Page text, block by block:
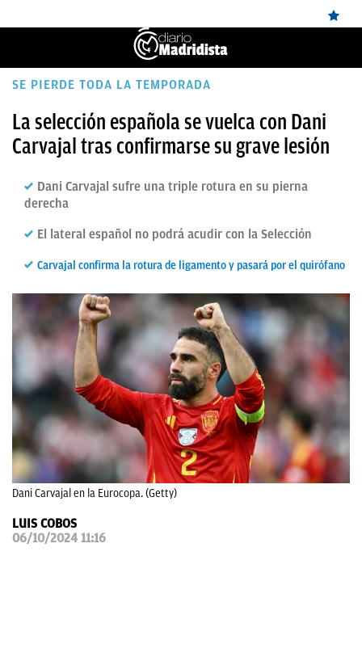
ÚLTIMAS
REAL
BALONCESTO
CANTERA
FICHAJES
DIRECTO
FEMENINO
PAPARAZZI
OKDIARIO
SE PIERDE TODA LA TEMPORADA
La selección española se vuelca con Dani
Carvajal tras confirmarse su grave lesión
Dani Carvajal sufre una triple rotura en su pierna
derecha
El lateral español no podrá acudir con la Selección
Carvajal confirma la rotura de ligamento y pasará por el quirófano
Dani Carvajal en la Eurocopa. (Getty)
LUIS COBOS
06/10/2024 11:16